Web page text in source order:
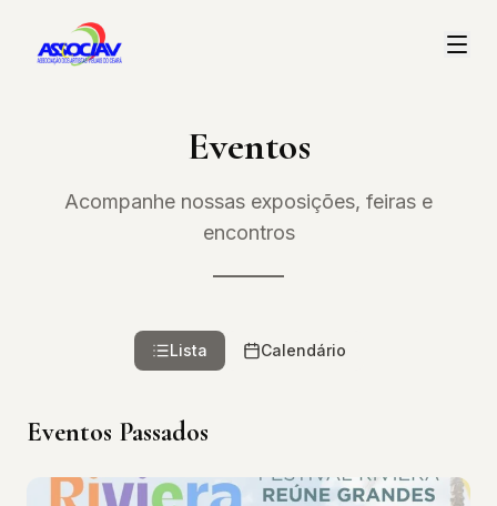
Eventos
Acompanhe nossas exposições, feiras e
encontros
Lista Calendário
Eventos Passados